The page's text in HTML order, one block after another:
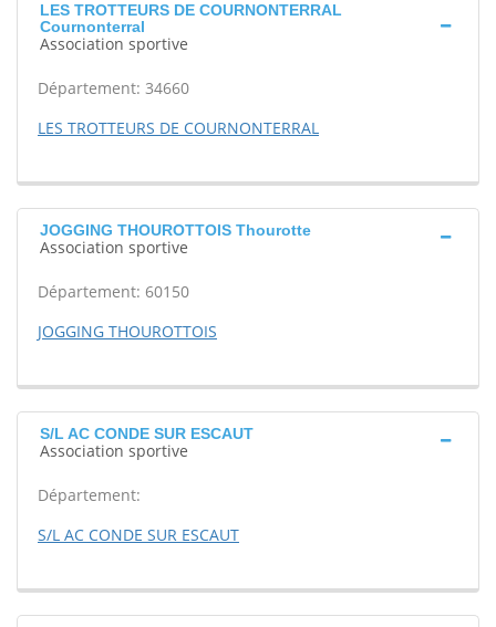
LES TROTTEURS DE COURNONTERRAL
Cournonterral
Association sportive
Département: 34660
LES TROTTEURS DE COURNONTERRAL
JOGGING THOUROTTOIS Thourotte
Association sportive
Département: 60150
JOGGING THOUROTTOIS
S/L AC CONDE SUR ESCAUT
Association sportive
Département:
S/L AC CONDE SUR ESCAUT